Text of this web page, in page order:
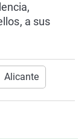
a sus
Alicante